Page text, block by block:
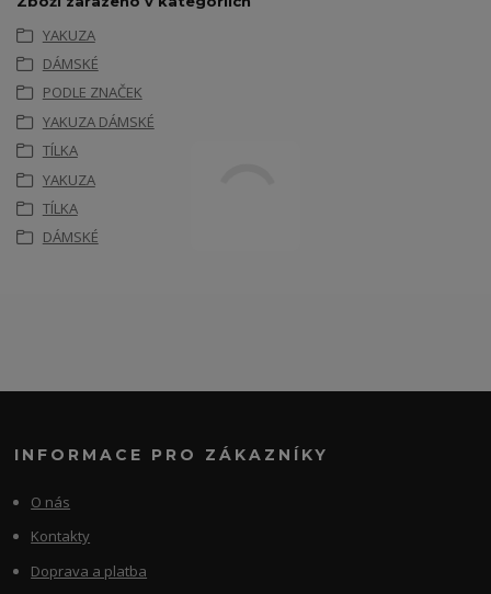
YAKUZA
DÁMSKÉ
PODLE ZNAČEK
YAKUZA DÁMSKÉ
TÍLKA
YAKUZA
TÍLKA
DÁMSKÉ
INFORMACE PRO ZÁKAZNÍKY
O nás
Kontakty
Doprava a platba